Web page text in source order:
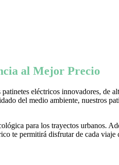
al Mejor Precio
eléctricos innovadores, de
del medio ambiente, nuestros
para los trayectos urbanos.
te permitirá disfrutar de cada viaje